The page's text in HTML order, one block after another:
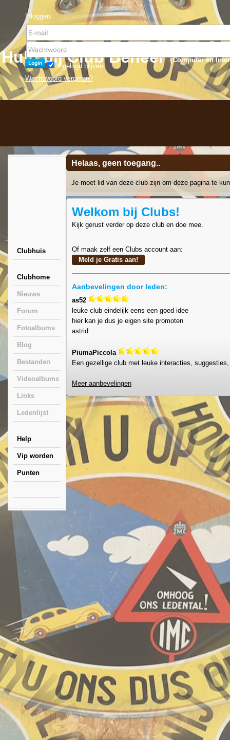
Inloggen:
Ingelogd blijven.
Wachtwoord vergeten?
Hulp bij Club Beheer (Computer en
Clubhuis
Clubhome
Nieuws
Forum
Fotoalbums
Blog
Bestanden
Videoalbums
Links
Ledenlijst
Help
Vip worden
Punten
Helaas, geen toegang..
Je moet lid van deze club zijn om deze pagina te
Welkom bij Clubs!
Kijk gerust verder op deze club en doe mee.
Of maak zelf een Clubs account aan:
Aanbevelingen door leden:
as52
leuke club eindelijk eens een goed idee
hier kan je dus je eigen site promoten
astrid
PiumaPiccola
Een gezellige club met leuke interacties,
Meer aanbevelingen